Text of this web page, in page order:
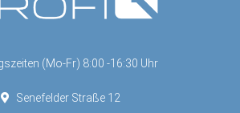
(Mo-Fr) 8:00 -16:30 Uhr
Senefelder Straße 12